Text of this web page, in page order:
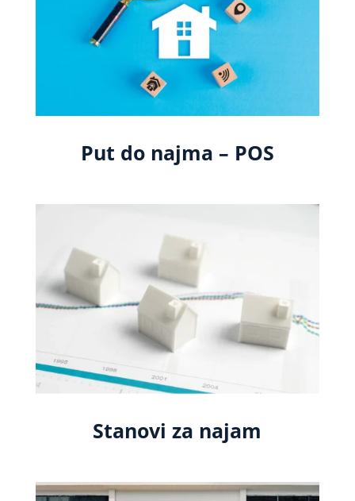
Put do najma – POS
Stanovi za najam